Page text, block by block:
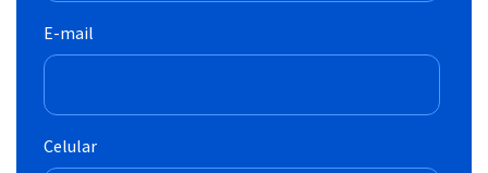
E-mail
Celular